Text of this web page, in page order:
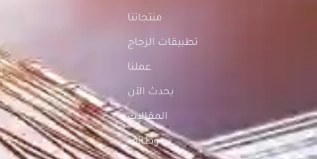
منتجاتنا
تطبيقات الزجاج
عملنا
يحدث الآن
المقالات
وظائف